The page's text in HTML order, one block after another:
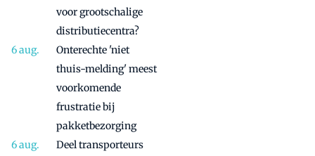
voor grootschalige
distributiecentra?
Onterechte 'niet
thuis-melding' meest
voorkomende
frustratie bij
pakketbezorging
Deel transporteurs